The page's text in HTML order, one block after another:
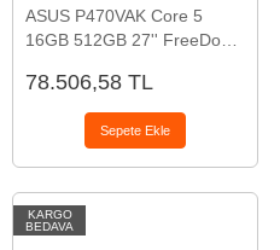
ASUS P470VAK Core 5
16GB 512GB 27'' FreeDos
78.506,58 TL
Sepete Ekle
KARGO
BEDAVA